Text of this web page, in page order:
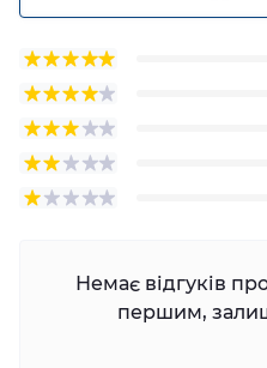
Немає відгуків
першим,